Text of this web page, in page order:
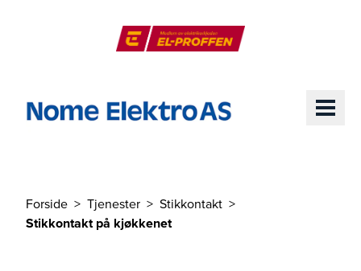
Du er her
Forside Tjenester
Stikkontakt
Stikkontakt på kjøkkenet